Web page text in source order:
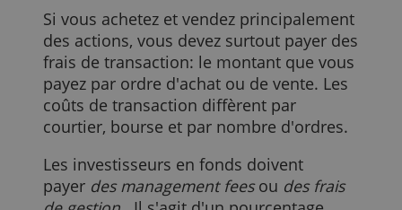
Les coûts sont différents pour chacun
Aucun investisseur n'a les mêmes coûts.
Si vous achetez et vendez principalement
des actions, vous devez surtout payer
frais de transaction: le montant que vous
payez par ordre d'achat ou de vente. Les